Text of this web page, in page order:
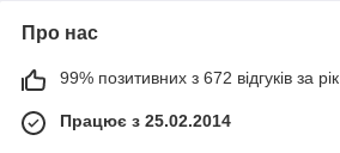
Про нас
99% позитивних з 672 відгуків за рік
Працює з 25.02.2014